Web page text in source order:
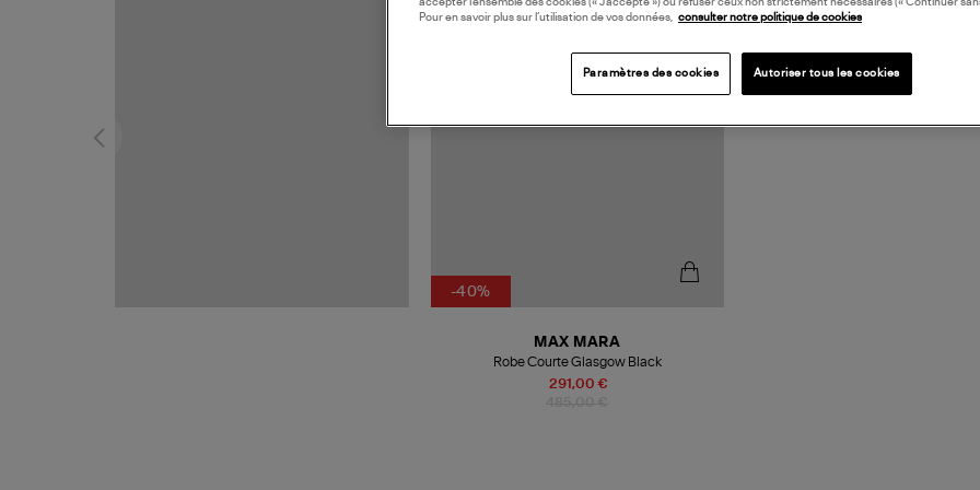
-40%
291,00 €
MAX MARA
Robe Courte Glasgow Black
accepter l’ensemble des cookies (« J’accepte ») ou refuser ceux non strictement nécessaires (« Continuer
Pour en savoir plus sur l’utilisation de vos données, consulter notre politique de cookies
Paramètres des cookies Autoriser tous les cookies